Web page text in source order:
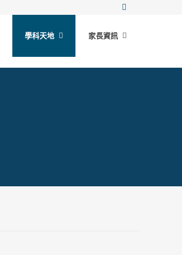
學科天地 家長資訊